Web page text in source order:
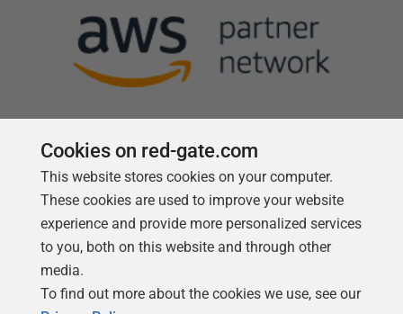
Cookies on red-gate.com
This website stores cookies on your computer.
These cookies are used to improve your website
experience and provide more personalized services
to you, both on this website and through other
media.
To find out more about the cookies we use, see our